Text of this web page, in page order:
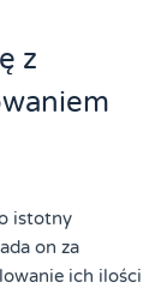
z
istotny
on za
ich ilości